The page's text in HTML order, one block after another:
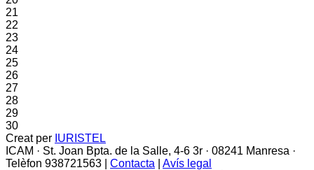
21
22
23
24
25
26
27
28
29
30
Creat per IURISTEL
ICAM · St. Joan Bpta. de la Salle, 4-6 3r · 08241 Manresa ·
Telèfon 938721563 | Contacta
Avís legal